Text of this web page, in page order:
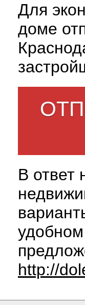
Для
доме
В ответ
http://